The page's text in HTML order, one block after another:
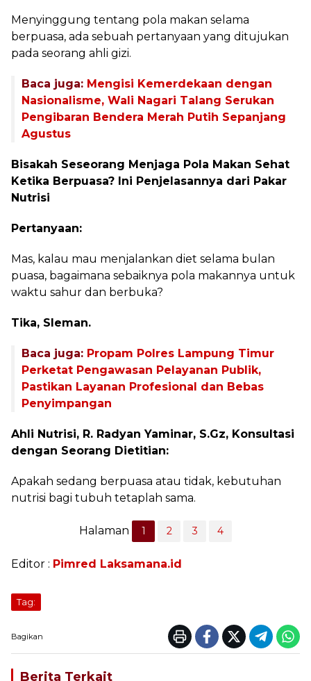
Menyinggung tentang pola makan selama
berpuasa, ada sebuah pertanyaan yang ditujukan
pada seorang ahli gizi.
Baca juga: Mengisi Kemerdekaan dengan
Nasionalisme, Wali Nagari Talang Serukan
Pengibaran Bendera Merah Putih Sepanjang
Agustus
Bisakah Seseorang Menjaga Pola Makan Sehat
Ketika Berpuasa? Ini Penjelasannya dari Pakar
Nutrisi
Pertanyaan:
Mas, kalau mau menjalankan diet selama bulan
puasa, bagaimana sebaiknya pola makannya untuk
waktu sahur dan berbuka?
Tika, Sleman.
Baca juga: Propam Polres Lampung Timur
Perketat Pengawasan Pelayanan Publik,
Pastikan Layanan Profesional dan Bebas
Penyimpangan
Ahli Nutrisi, R. Radyan Yaminar, S.Gz, Konsultasi
dengan Seorang Dietitian:
Apakah sedang berpuasa atau tidak, kebutuhan
nutrisi bagi tubuh tetaplah sama.
Halaman 1 2 3 4
Editor : Pimred Laksamana.id
Tag:
Bagikan
Berita Terkait